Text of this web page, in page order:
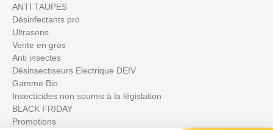
ANTI TAUPES
Désinfectants pro
Ultrasons
Vente en gros
Anti insectes
Désinsectiseurs Electrique DEIV
Gamme Bio
Insecticides non soumis à la législation
BLACK FRIDAY
Promotions